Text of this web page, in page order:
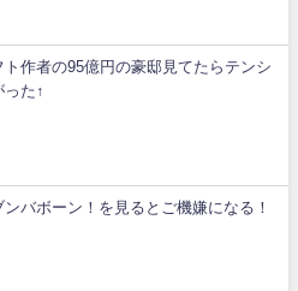
ト作者の95億円の豪邸見てたらテンシ
った↑
ンバボーン！を見るとご機嫌になる！